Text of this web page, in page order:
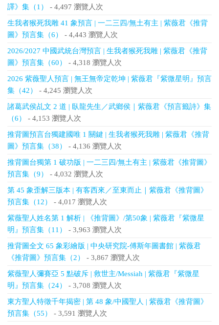
譯》集（1）
- 4,497 瀏覽人次
生我者猴死我雕 41 象預言 | 一二三四/無土有主 | 紫薇君《推背
圖》預言集（6）
- 4,443 瀏覽人次
2026/2027 中國武統台灣預言 | 生我者猴死我雕 | 紫薇君《推背
圖》預言集（60）
- 4,318 瀏覽人次
2026 紫薇聖人預言 | 無王無帝定乾坤 | 紫薇君『紫微星明』預言
集（42）
- 4,245 瀏覽人次
諸葛武侯乩文 2 道 | 臥龍先生／武鄉侯｜紫薇君《預言籤詩》集
（6）
- 4,153 瀏覽人次
推背圖預言台獨建國唯 1 關鍵 | 生我者猴死我雕 | 紫薇君《推背
圖》預言集（38）
- 4,136 瀏覽人次
推背圖台獨第 1 破功版 | 一二三四/無土有主 | 紫薇君《推背圖》
預言集（9）
- 4,032 瀏覽人次
第 45 象歪解三版本 | 有客西來／至東而止｜紫薇君《推背圖》
預言集（12）
- 4,017 瀏覽人次
紫薇聖人姓名第 1 解析 | 《推背圖》/第50象 | 紫薇君『紫微星
明』預言集（11）
- 3,963 瀏覽人次
推背圖全文 65 象彩繪版 | 中央研究院-傅斯年圖書館 | 紫薇君
《推背圖》預言集（2）
- 3,867 瀏覽人次
紫薇聖人彌賽亞 5 點破斥 | 救世主/Messiah | 紫薇君『紫微星
明』預言集（24）
- 3,708 瀏覽人次
東方聖人特徵千年揭密 | 第 48 象/中國聖人 | 紫薇君《推背圖》
預言集（55）
- 3,591 瀏覽人次